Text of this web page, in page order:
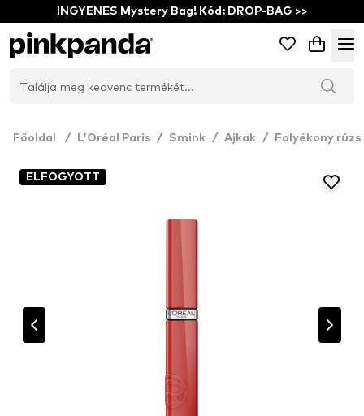
INGYENES Mystery Bag! Kód: DROP-BAG >>
Főoldal / L’Oréal Paris / Smink / Ajkak / Folyékony rúzs
ELFOGYOTT